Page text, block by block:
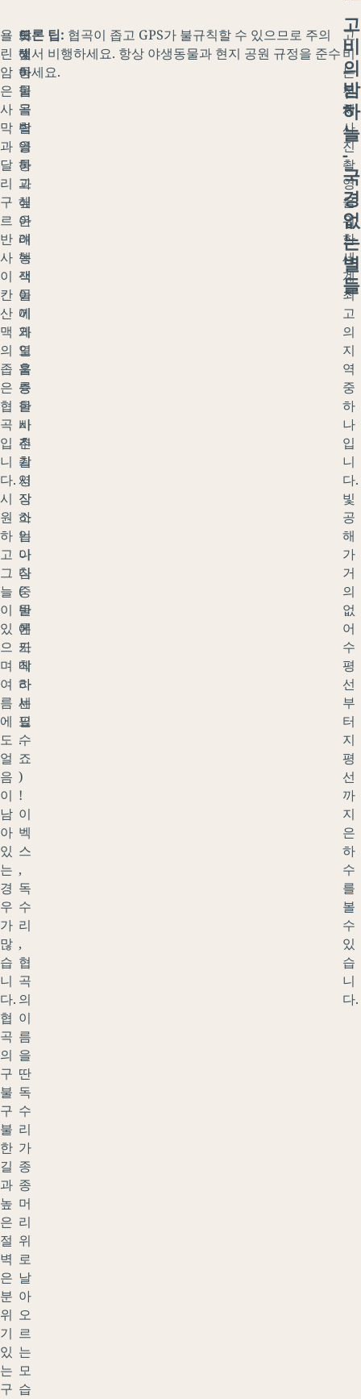
욜
린
암
은
사
막
과
달
리
구
르
반
사
이
칸
산
맥
의
좁
은
협
곡
입
니
다.
시
원
하
고
그
늘
이
있
으
며
여
름
에
도
얼
음
이
남
아
있
는
경
우
가
많
습
니
다.
협
곡
의
구
불
구
불
한
길
과
높
은
절
벽
은
분
위
기
있
는
구
햇
빛
이
협
곡
벽
을
통
과
해
아
래
녹
색
이
끼
와
얼
음
층
을
비
추
기
시
작
하
는
아
침
중
반
에
도
착
하
세
요
.
야
생
동
물
을
촬
영
하
고
싶
은
여
행
객
들
에
게
도
훌
륭
한
사
진
촬
영
장
소
입
니
다
(
물
론
카
메
라
는
필
수
죠
)
!
이
벡
스
,
독
수
리
,
협
곡
의
이
름
을
딴
독
수
리
가
종
종
머
리
위
로
날
아
오
르
는
모
습
드론 팁: 협곡이 좁고 GPS가 불규칙할 수 있으므로 주의
해서 비행하세요. 항상 야생동물과 현지 공원 규정을 준수
하세요.
고
비
의
밤
하
늘
-
국
경
없
는
별
들
고
비
는
천
체
사
진
촬
영
을
위
한
세
계
최
고
의
지
역
중
하
나
입
니
다.
빛
공
해
가
거
의
없
어
수
평
선
부
터
지
평
선
까
지
은
하
수
를
볼
수
있
습
니
다.